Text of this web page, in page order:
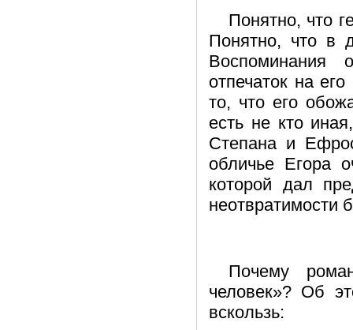
Понятно, что
Понятно, что в
Воспоминания
отпечаток на
то, что его
есть не кто
Степана и
обличье Егора
которой дал
неотвратимости
Почему
человек»? Об
вскользь: